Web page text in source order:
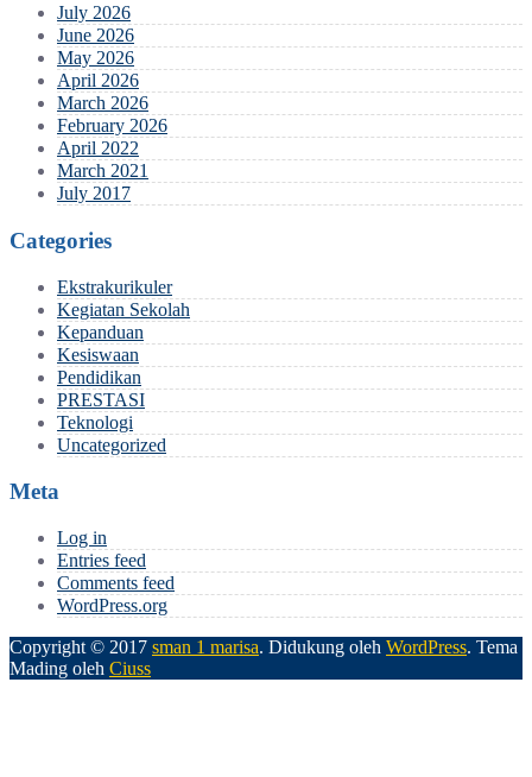
July 2026
June 2026
May 2026
April 2026
March 2026
February 2026
April 2022
March 2021
July 2017
Categories
Ekstrakurikuler
Kegiatan Sekolah
Kepanduan
Kesiswaan
Pendidikan
PRESTASI
Teknologi
Uncategorized
Meta
Log in
Entries feed
Comments feed
WordPress.org
Copyright © 2017 sman 1 marisa. Didukung oleh WordPress. Tema
Mading oleh Ciuss